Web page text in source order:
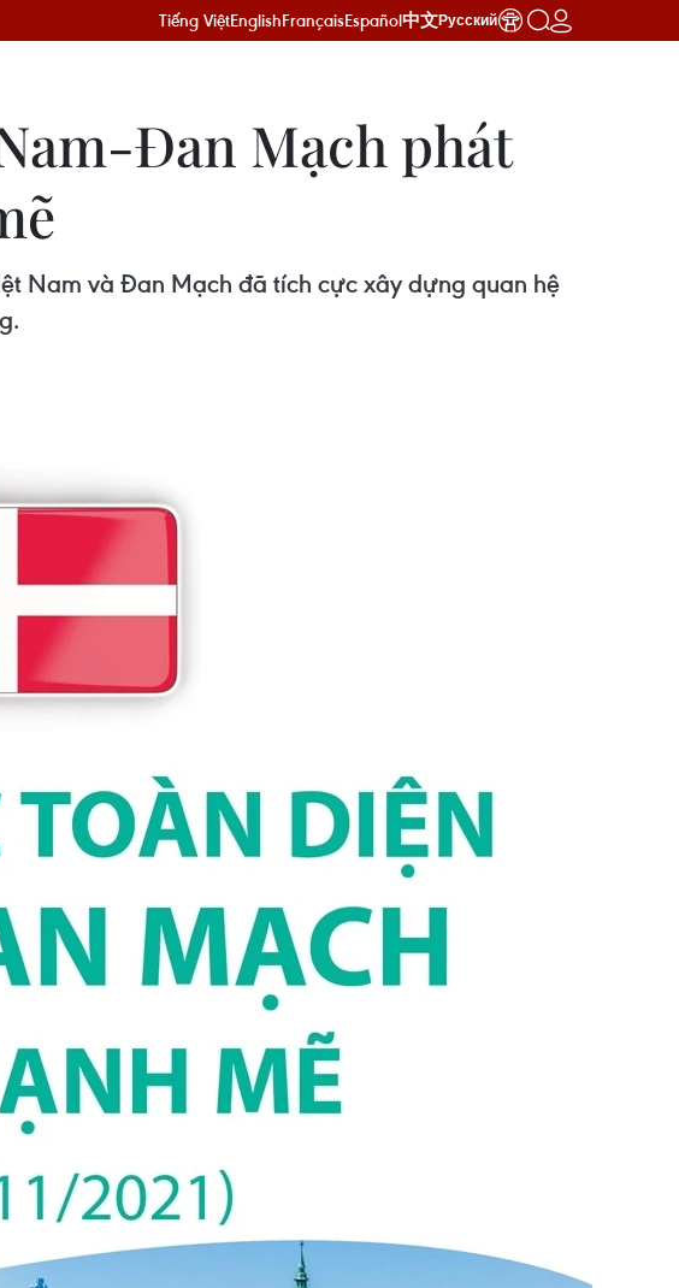
Tiếng ViệtEnglishFrançaisEspañol中文Русский
Đan Mạch phát
Nam và Đan Mạch đã tích cực xây dựng quan hệ